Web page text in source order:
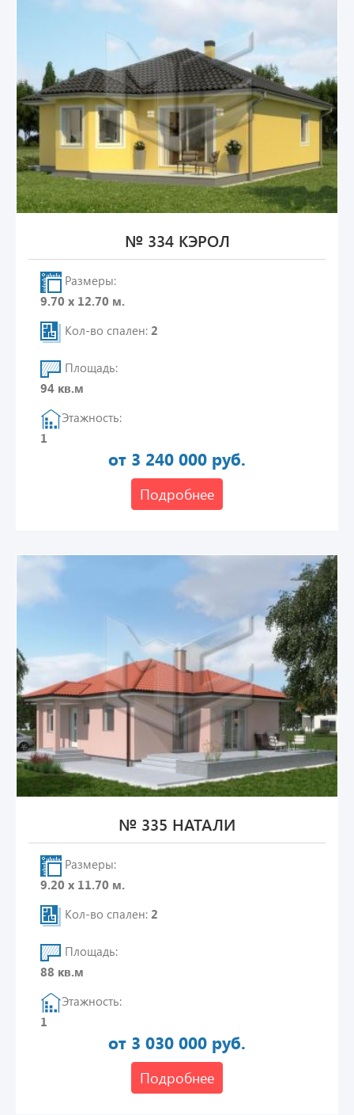
№ 334 КЭРОЛ
Размеры:
9.70 х 12.70 м.
Кол-во спален: 2
Площадь:
94 кв.м
Этажность:
1
от 3 240 000 руб.
Подробнее
№ 335 НАТАЛИ
Размеры:
9.20 х 11.70 м.
Кол-во спален: 2
Площадь:
88 кв.м
Этажность:
1
от 3 030 000 руб.
Подробнее